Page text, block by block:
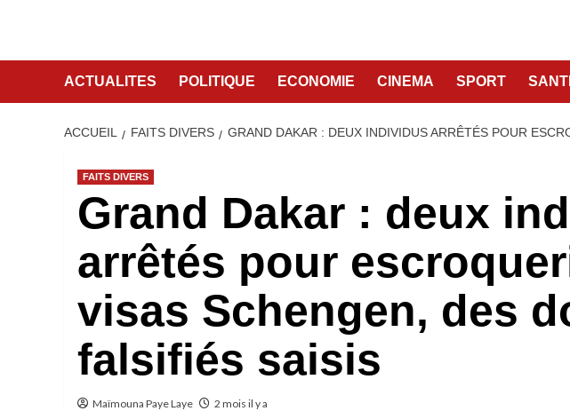
ACTUALITES POLITIQUE ECONOMIE CINEMA SPORT
ACCUEIL FAITS DIVERS GRAND DAKAR : DEUX INDIVIDUS ARRÊTÉS POUR
FAITS DIVERS
Grand Dakar : deux
arrêtés pour
visas Schengen, des
falsifiés saisis
Maïmouna Paye Laye 2 mois il y a